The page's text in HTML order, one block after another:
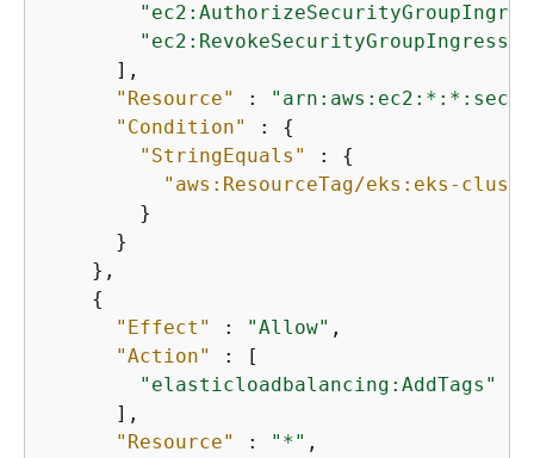
"ec2:RevokeSecurityGroupIngress"
      ],
"Resource"
:
"Condition"
: {
"StringEquals"
: {
"aws:ResourceTag/eks:eks-
        }
      }
    },
{
"Effect"
: "Allow" ,
"Action"
: [
"elasticloadbalancing:AddTags"
      ],
"Resource"
: "*" ,